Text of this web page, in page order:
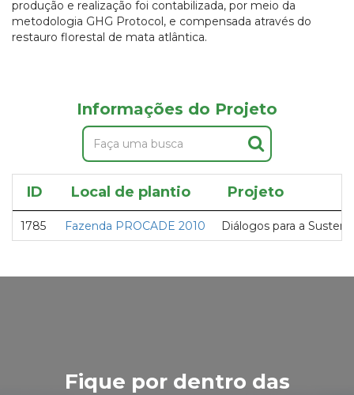
produção e realização foi contabilizada, por meio da
metodologia GHG Protocol, e compensada através do
restauro florestal de mata atlântica.
Informações do Projeto
ID Local de plantio Projeto
1785 Fazenda PROCADE 2010 Diálogos para a
Fique por dentro das